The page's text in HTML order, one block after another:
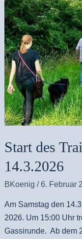
Start des
14.3.2026
BKoenig /6. Februar
Am Samstag den
2026. Um 15:00 Uhr
Gassirunde. Ab dem
am
14.3.2026
h
i
v